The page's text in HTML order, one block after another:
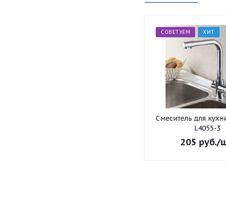
СОВЕТУЕМ ХИТ
Смеситель для
L4055-3
205 руб./